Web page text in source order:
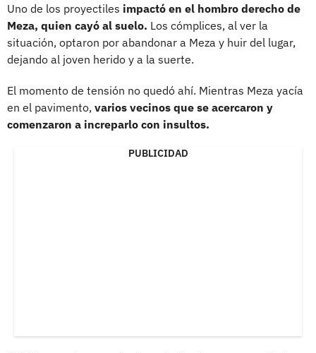
Uno de los proyectiles impactó en el hombro derecho de
Meza, quien cayó al suelo. Los cómplices, al ver la
situación, optaron por abandonar a Meza y huir del lugar,
dejando al joven herido y a la suerte.
El momento de tensión no quedó ahí. Mientras Meza yacía
en el pavimento, varios vecinos que se acercaron y
comenzaron a increparlo con insultos.
PUBLICIDAD